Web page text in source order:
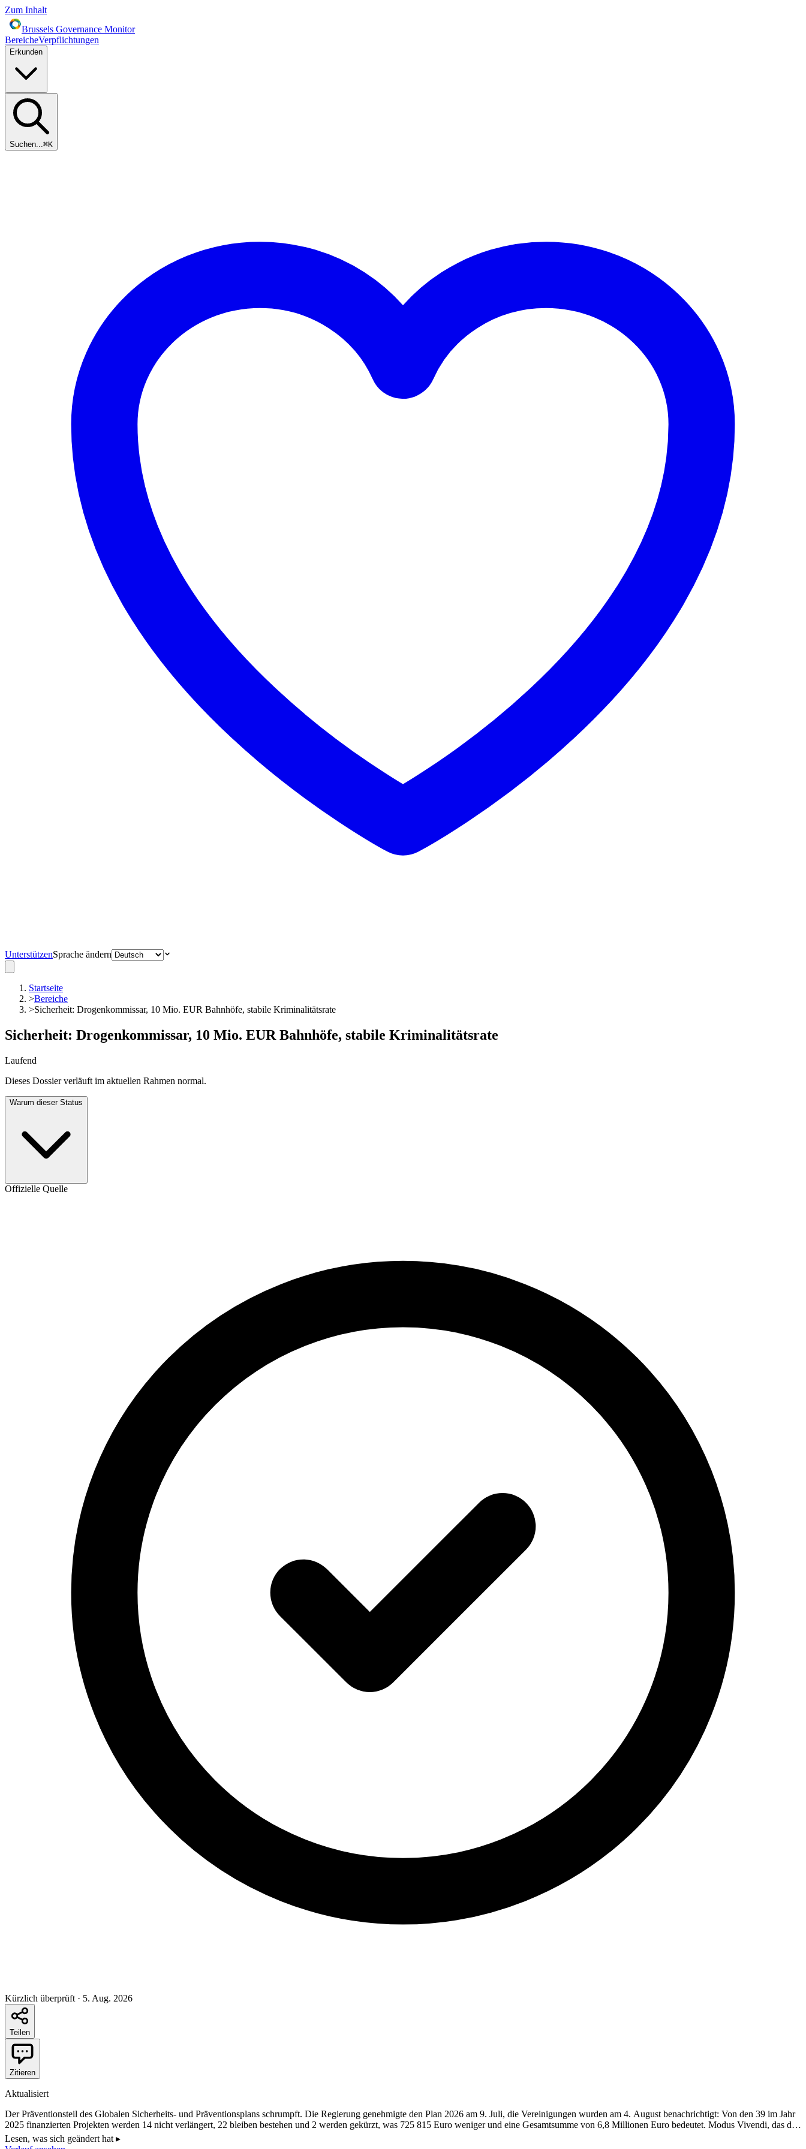
Zum Inhalt
Brussels Governance Monitor
BereicheVerpflichtungen
Erkunden
Suchen...⌘K
UnterstützenSprache ändern
Startseite
>Bereiche
>Sicherheit: Drogenkommissar, 10 Mio. EUR Bahnhöfe, stabile Kriminalitätsrate
Sicherheit: Drogenkommissar, 10 Mio. EUR Bahnhöfe, stabile Kriminalitätsrate
Laufend
Dieses Dossier verläuft im aktuellen Rahmen normal.
Warum dieser Status
Offizielle Quelle
Kürzlich überprüft · 5. Aug. 2026
Teilen
Zitieren
Aktualisiert
Der Präventionsteil des Globalen Sicherheits- und Präventionsplans schrumpft. Die Regierung genehmigte den Plan 2026 am 9. Juli, die Vereinigungen wurden am 4. August benachrichtigt: Von den 39 im Jahr
2025 finanzierten Projekten werden 14 nicht verlängert, 22 bleiben bestehen und 2 werden gekürzt, was 725 815 Euro weniger und eine Gesamtsumme von 6,8 Millionen Euro bedeutet. Modus Vivendi, das das
einzige Drogentestzentrum des Landes betreibt, verliert 212 000 Euro über zwei Programme; Dune sinkt von 116 875 auf 59 375 Euro. Die Prävention verliert Mittel für Vereinigungen, während der regionale
Drogenkommissar und der Bahnhofsplan hochgefahren werden. Die Anfang Juli genehmigten Unterlagen wurden nicht veröffentlicht, sodass die angewandten Auswahlkriterien nicht überprüfbar sind. Zuvor:
Lesen, was sich geändert hat ▸